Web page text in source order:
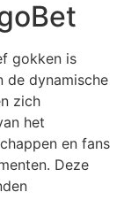
gokken is
de dynamische
zich
het
en fans
Deze